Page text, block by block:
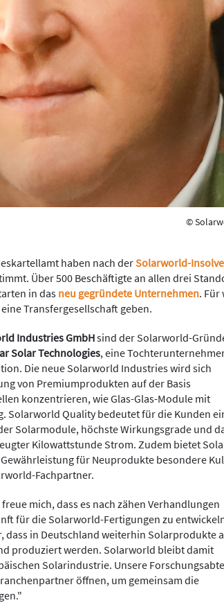
©
haben nach derSolarworld-
Über 500 Beschäftigte an allen drei
in das neu gegründete Unternehmen. Für
Transfergesellschaft geben.
Industries GmbHsind der Solarworld-
Solar Technologies, eine
Die neue Solarworld Industries wird sich
von Premiumprodukten auf der Basis
konzentrieren, wie Glas-Glas-Module mit
Solarworld Quality bedeutet für die Kunden
Solarmodule, höchste Wirkungsgrade und
Kilowattstunde Strom. Zudem bietet
für Neuprodukte besondere
Fachpartner.
mich, dass es nach zähen Verhandlungen
für die Solarworld-Fertigungen zu
dass in Deutschland weiterhin Solarprodukte
produziert werden. Solarworld bleibt damit
Solarindustrie. Unsere
öffnen, um gemeinsam die